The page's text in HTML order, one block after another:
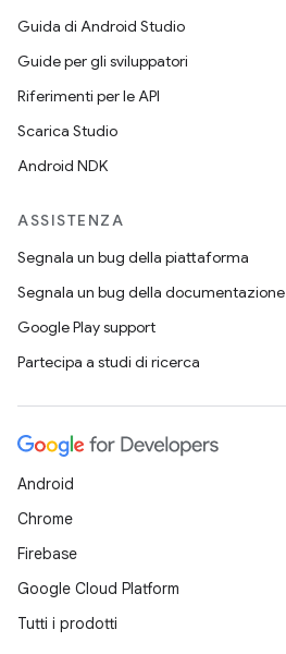
Guida di Android Studio
Guide per gli sviluppatori
Riferimenti per le API
Scarica Studio
Android NDK
ASSISTENZA
Segnala un bug della piattaforma
Segnala un bug della documentazione
Google Play support
Partecipa a studi di ricerca
Android
Chrome
Firebase
Google Cloud Platform
Tutti i prodotti